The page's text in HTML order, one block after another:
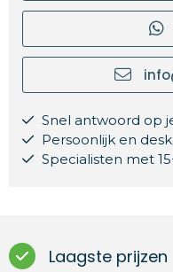
Snel antwoord op
Persoonlijk en
Specialisten met
Laagste prijzen